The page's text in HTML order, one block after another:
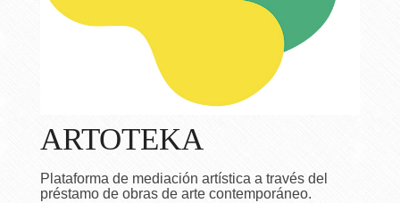
ARTOTEKA
Plataforma de mediación artística a través del
préstamo de obras de arte contemporáneo.